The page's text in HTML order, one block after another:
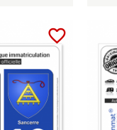
favorite_border